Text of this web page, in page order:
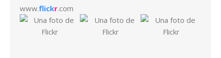
www.flickr.com